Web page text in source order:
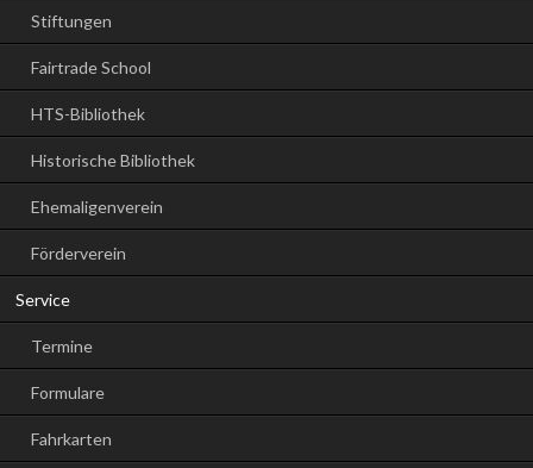
Stiftungen
Fairtrade School
HTS-Bibliothek
Historische Bibliothek
Ehemaligenverein
Förderverein
Service
Termine
Formulare
Fahrkarten